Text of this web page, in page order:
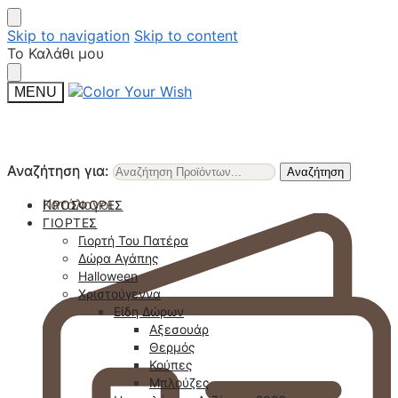
Skip to navigation Skip to content
Το Καλάθι μου
MENU
Αναζήτηση για: Αναζήτηση
Κατάλογοι
Αναζήτηση για: Αναζήτηση
ΠΡΟΣΦΟΡΈΣ
ΓΙΟΡΤΈΣ
Γιορτή Του Πατέρα
Δώρα Αγάπης
Halloween
Χριστούγεννα
Είδη Δώρων
Αξεσουάρ
Θερμός
Κούπες
Μπλούζες